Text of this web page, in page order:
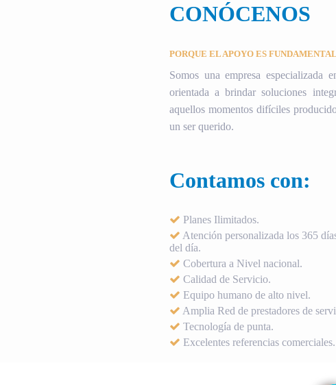
CONÓCENOS
PORQUE EL APOYO ES FUNDAMENTAL
Somos una empresa especializada
orientada a brindar soluciones
aquellos momentos difíciles
un ser querido.
Contamos con:
Planes Ilimitados.
Atención personalizada los 365
del día.
Cobertura a Nivel nacional.
Calidad de Servicio.
Equipo humano de alto nivel.
Amplia Red de prestadores de
Tecnología de punta.
Excelentes referencias comerciales.